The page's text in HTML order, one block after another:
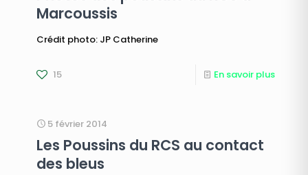
Marcoussis
Crédit photo: JP Catherine
15 En savoir plus
5 février 2014
Les Poussins du RCS au contact
des bleus